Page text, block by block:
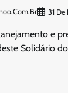
31
e
Solidário